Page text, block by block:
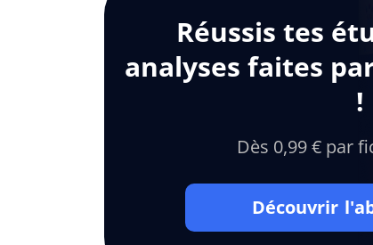
Réussis tes
analyses faites
!
Dès 0,99 € par
Découvrir